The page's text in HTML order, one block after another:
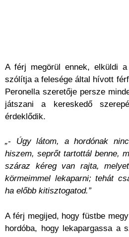
A férj megörül ennek, elküldi
szólítja a felesége által hívott
Peronella szeretője persze
játszani a kereskedő
érdeklődik.
„- Úgy látom, a hordónak
hiszem, seprőt tartottál benne,
száraz kéreg van rajta,
körmeimmel lekaparni; tehát
ha előbb kitisztogatod.”
A férj megijed, hogy füstbe
hordóba, hogy lekapargassa a